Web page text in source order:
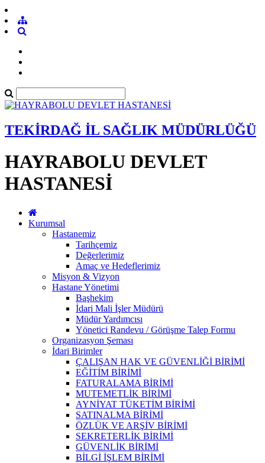
TEKİRDAĞ İL SAĞLIK MÜDÜRLÜĞÜ
HAYRABOLU DEVLET
HASTANESİ
Kurumsal
Hastanemiz
Tarihçemiz
Değerlerimiz
Amaç ve Hedeflerimiz
Misyon & Vizyon
Hastane Yönetimi
Başhekim
İdari Mali İşler Müdürü
Müdür Yardımcısı
Yönetici Randevu / Görüşme Talep Formu
Organizasyon Şeması
İdari Birimler
ÇALIŞAN HAK VE GÜVENLİĞİ BİRİMİ
EĞİTİM BİRİMİ
FATURALAMA BİRİMİ
MUTEMETLİK BİRİMİ
AYNİYAT TÜKETİM BİRİMİ
SATINALMA BİRİMİ
ÖZLÜK VE ARŞİV BİRİMİ
SEKRETERLİK BİRİMİ
GÜVENLİK BİRİMİ
BİLGİ İŞLEM BİRİMİ